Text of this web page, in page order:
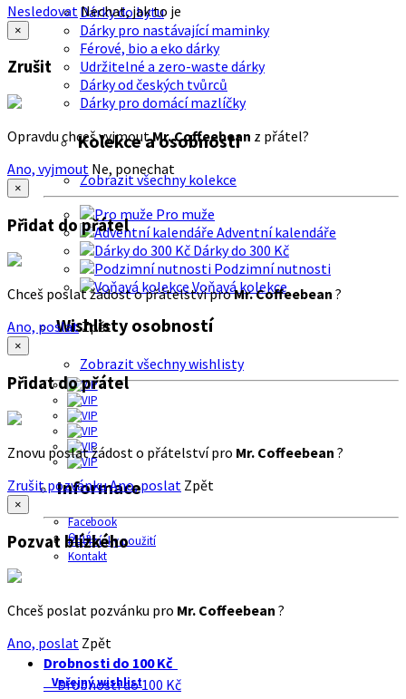
Dárky do bytu
Dárky pro nastávající maminky
Férové, bio a eko dárky
Udržitelné a zero-waste dárky
Dárky od českých tvůrců
Dárky pro domácí mazlíčky
Kolekce a osobnosti
Zobrazit všechny kolekce
Pro muže
Adventní kalendáře
Dárky do 300 Kč
Podzimní nutnosti
Voňavá kolekce
Wishlisty osobností
Zobrazit všechny wishlisty
Informace
Facebook
O nás
Podmínky použití
Kontakt
Nesledovat Nechat, jak to je
×
Zrušit
Opravdu chceš vyjmoutMr. Coffeebean z přátel?
Ano, vyjmout Ne, ponechat
×
Přidat do přátel
Chceš poslat žádost o přátelství proMr. Coffeebean ?
Ano, poslatZpět
×
Přidat do přátel
Znovu poslat žádost o přátelství pro Mr. Coffeebean ?
Zrušit pozvánkuAno, poslat Zpět
×
Pozvat blízkého
Chceš poslat pozvánku pro Mr. Coffeebean ?
Ano, poslat Zpět
Drobnosti do 100 Kč
Veřejný wishlist
Drobnosti do 100 Kč